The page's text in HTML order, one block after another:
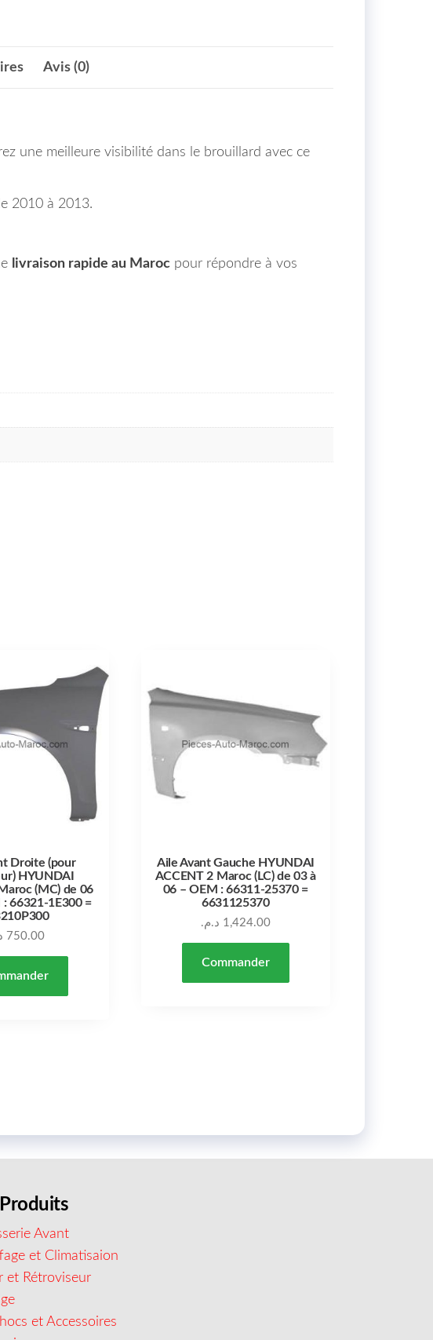
Avis (0)
une meilleure visibilité dans le brouillard avec ce
2010 à 2013.
livraison rapide au Maroc pour répondre à vos
Droite (pour
HYUNDAI
(MC) de 06
: 66321-1E300 =
750.00
Aile Avant Gauche HYUNDAI
ACCENT 2 Maroc (LC) de 03 à
06 – OEM : 66311-25370 =
6631125370
1,424.00 د.م.
Commander
Avant
et Climatisaion
et Rétroviseur
et Accessoires